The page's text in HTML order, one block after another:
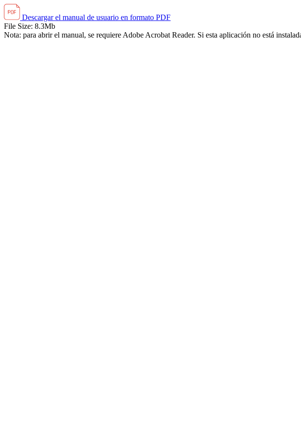
Descargar el manual de usuario en formato PDF
File Size: 8.3Mb
Nota: para abrir el manual, se requiere Adobe Acrobat Reader. Si esta aplicación no está